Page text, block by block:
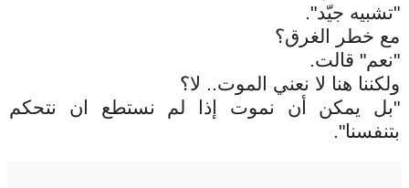
"تشبيه جيّد".
مع خطر الغرق؟
"نعم" قالت.
ولكننا هنا لا نعني الموت.. لا؟
"بل يمكن أن نموت إذا لم نستطع ان نتحكم
بتنفسنا".